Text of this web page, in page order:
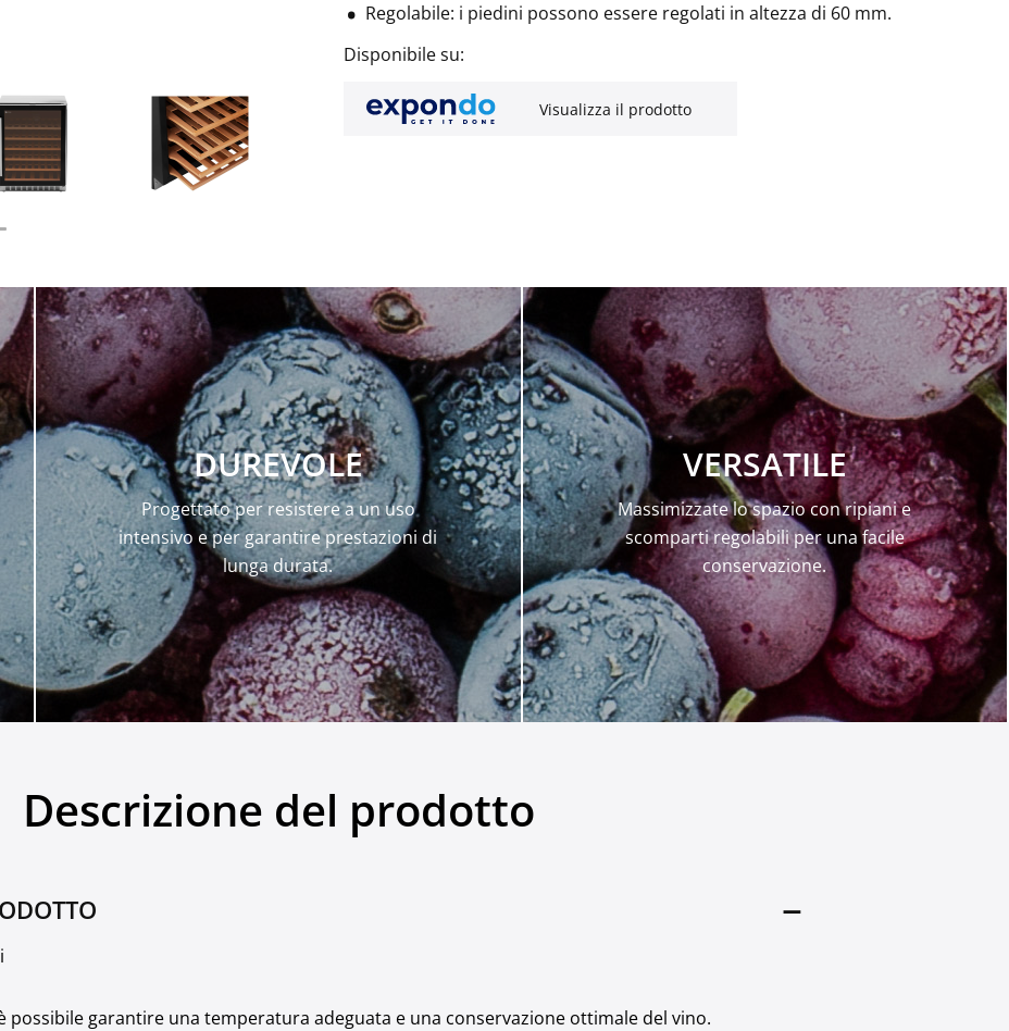
Regolabile: i piedini possono essere regolati in altezza di 60 mm.
Disponibile su:
Visualizza il prodotto
DUREVOLE
Progettato per resistere a un uso
intensivo e per garantire prestazioni di
lunga durata.
VERSATILE
Massimizzate lo spazio con ripiani e
scomparti regolabili per una facile
conservazione.
Descrizione del prodotto
possibile garantire una temperatura adeguata e una conservazione ottimale del vino.